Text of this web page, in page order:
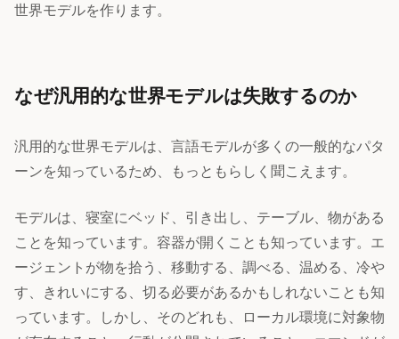
世界モデルを作ります。
なぜ汎用的な世界モデルは失敗するのか
汎用的な世界モデルは、言語モデルが多くの一般的なパタ
ーンを知っているため、もっともらしく聞こえます。
モデルは、寝室にベッド、引き出し、テーブル、物がある
ことを知っています。容器が開くことも知っています。エ
ージェントが物を拾う、移動する、調べる、温める、冷や
す、きれいにする、切る必要があるかもしれないことも知
っています。しかし、そのどれも、ローカル環境に対象物